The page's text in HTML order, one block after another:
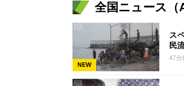
全国ニュース（
NEW
ス
民
47分